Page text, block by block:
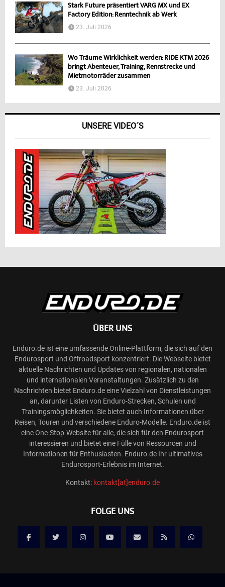
Stark Future präsentiert VARG MX und EX
Factory Edition: Renntechnik ab Werk
23. Juli 2026
Wo Träume Wirklichkeit werden: RIDE KTM 2026
bringt Abenteuer, Training, Rennstrecke und
Mietmotorräder zusammen
23. Juli 2026
UNSERE VIDEO´S
ÜBER UNS
Enduro.de ist eine umfassende Online-Plattform, die sich auf den
Endurosport und Offroadsport konzentriert. Die Webseite bietet
aktuelle Nachrichten und Updates von regionalen, nationalen
und internationalen Veranstaltungen. Zusätzlich zu den
Nachrichten bietet Enduro.de eine Vielzahl von Dienstleistungen
an, darunter Listen von Enduro-Strecken, Schulen und
Trainingsmöglichkeiten. Sie bietet auch Informationen über
Reisen, Touren und verschiedene Enduro-Modelle. Enduro.de ist
eine One-Stop-Website für alle, die sich für den Endurosport
interessieren und bietet eine Fülle von Ressourcen und
Informationen für Enthusiasten. Enduro.de Ihr ultimatives
Endurosport-Erlebnis im Internet.
Kontakt: kontakt[at]enduro.de
FOLGE UNS